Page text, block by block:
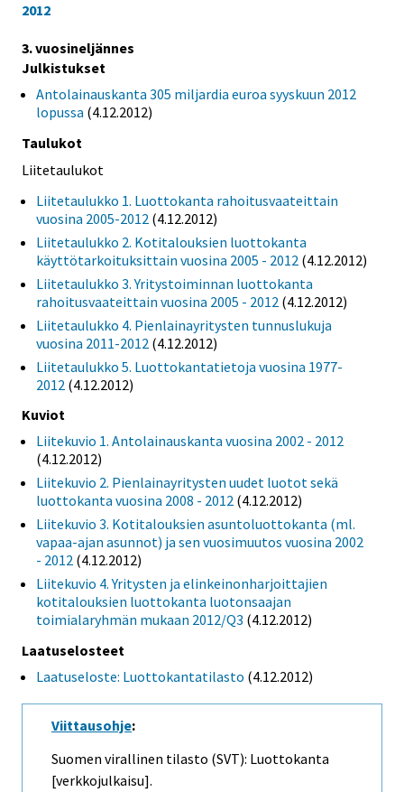
2012
3. vuosineljännes
Julkistukset
Antolainauskanta 305 miljardia euroa syyskuun 2012
lopussa (4.12.2012)
Taulukot
Liitetaulukot
Liitetaulukko 1. Luottokanta rahoitusvaateittain
vuosina 2005-2012 (4.12.2012)
Liitetaulukko 2. Kotitalouksien luottokanta
käyttötarkoituksittain vuosina 2005 - 2012 (4.12.2012)
Liitetaulukko 3. Yritystoiminnan luottokanta
rahoitusvaateittain vuosina 2005 - 2012 (4.12.2012)
Liitetaulukko 4. Pienlainayritysten tunnuslukuja
vuosina 2011-2012 (4.12.2012)
Liitetaulukko 5. Luottokantatietoja vuosina 1977-
2012 (4.12.2012)
Kuviot
Liitekuvio 1. Antolainauskanta vuosina 2002 - 2012
(4.12.2012)
Liitekuvio 2. Pienlainayritysten uudet luotot sekä
luottokanta vuosina 2008 - 2012 (4.12.2012)
Liitekuvio 3. Kotitalouksien asuntoluottokanta (ml.
vapaa-ajan asunnot) ja sen vuosimuutos vuosina 2002
- 2012 (4.12.2012)
Liitekuvio 4. Yritysten ja elinkeinonharjoittajien
kotitalouksien luottokanta luotonsaajan
toimialaryhmän mukaan 2012/Q3 (4.12.2012)
Laatuselosteet
Laatuseloste: Luottokantatilasto (4.12.2012)
Viittausohje:
Suomen virallinen tilasto (SVT): Luottokanta
[verkkojulkaisu].